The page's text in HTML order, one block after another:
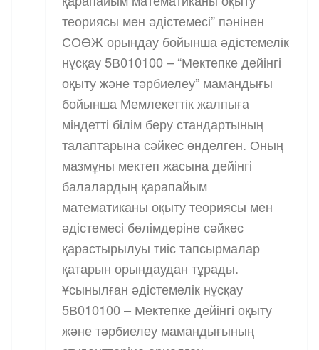
теориясы мен әдістемесі” пәнінен
СОӨЖ орындау бойынша әдістемелік
нұсқау 5В010100 – “Мектепке дейінгі
оқыту және тәрбиелеу” мамандығы
бойынша Мемлекеттік жалпыға
міндетті білім беру стандартының
талаптарына сәйкес өнделген. Оның
мазмұны мектеп жасына дейінгі
балалардың қарапайым
математиканы оқыту теориясы мен
әдістемесі бөлімдеріне сәйкес
қарастырылуы тиіс тапсырмалар
қатарын орындаудан тұрады.
Ұсынылған әдістемелік нұсқау
5В010100 – Мектепке дейінгі оқыту
және тәрбиелеу мамандығының